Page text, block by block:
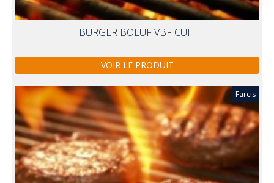
BURGER BOEUF VBF CUIT
VOIR LE PRODUIT
Farcis